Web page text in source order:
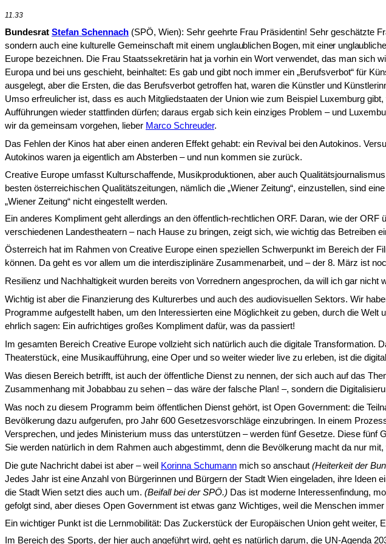
11.33
Bundesrat Stefan Schennach (SPÖ, Wien): Sehr geehrte Frau Präsidentin! Sehr ge­schätzte
sondern auch eine kulturelle Gemeinschaft mit einem un­glaublichen Bogen, mit einer
Europe bezeichnen. Die Frau Staatssekretärin hat ja vorhin ein Wort verwendet, das man
Europa und bei uns geschieht, beinhaltet: Es gab und gibt noch immer ein „Berufsverbot“ für
ausgelegt, aber die Ersten, die das Berufsverbot getroffen hat, waren die Künstler und
Umso erfreulicher ist, dass es auch Mitgliedstaaten der Union wie zum Beispiel Luxemburg
Aufführungen wieder stattfinden dürfen; daraus ergab sich kein einziges Problem – und
wir da gemeinsam vorgehen, lieber Marco Schreuder.
Das Fehlen der Kinos hat aber einen anderen Effekt gehabt: ein Revival bei den Autoki­nos.
Autokinos waren ja eigentlich am Absterben – und nun kommen sie zurück.
Creative Europe umfasst Kulturschaffende, Musikproduktionen, aber auch
besten österreichischen Qualitätszeitungen, nämlich die „Wiener Zeitung“, einzustellen, sind
„Wiener Zeitung“ nicht ein­gestellt werden.
Ein anderes Kompliment geht allerdings an den öffentlich-rechtlichen ORF. Daran, wie der
verschiedenen Landestheatern – nach Hause zu bringen, zeigt sich, wie wichtig das Betreiben
Österreich hat im Rahmen von Creative Europe einen speziellen Schwerpunkt im Be­reich der
können. Da geht es vor allem um die interdisziplinäre Zusammenarbeit, und – der 8. März ist
Resilienz und Nachhaltigkeit wurden bereits von Vorrednern angesprochen, da will ich gar nicht
Wichtig ist aber die Finanzierung des Kulturerbes und auch des audiovisuellen Sektors. Wir
Programme aufgestellt haben, um den Interessierten eine Möglich­keit zu geben, durch die
ehrlich sagen: Ein aufrichtiges großes Kompliment dafür, was da passiert!
Im gesamten Bereich Creative Europe vollzieht sich natürlich auch die digitale
Theaterstück, eine Musikaufführung, eine Oper und so weiter wieder live zu erleben, ist die
Was diesen Bereich betrifft, ist auch der öffentliche Dienst zu nennen, der sich auch auf das
Zusammenhang mit Jobabbau zu sehen – das wäre der falsche Plan! –, sondern die
Was noch zu diesem Programm beim öffentlichen Dienst gehört, ist Open Government: die
Bevölkerung dazu aufgerufen, pro Jahr 600 Gesetzesvor­schläge einzubringen. In einem
Versprechen, und jedes Mi­nisterium muss das unterstützen – werden fünf Gesetze. Diese fünf
Sie werden natürlich in dem Rahmen auch abgestimmt, denn die Bevölkerung macht da nur
Die gute Nachricht dabei ist aber – weil Korinna Schumann mich so anschaut (Heiterkeit der
Jedes Jahr ist eine Anzahl von Bürgerinnen und Bürgern der Stadt Wien eingeladen, ihre
die Stadt Wien setzt dies auch um. (Beifall bei der SPÖ.) Das ist moderne Interessenfindung,
gefolgt sind, aber dieses Open Government ist etwas ganz Wichtiges, weil die Men­schen
Ein wichtiger Punkt ist die Lernmobilität: Das Zuckerstück der Europäischen Union geht
Im Bereich des Sports, der hier auch angeführt wird, geht es natürlich darum, die UN-Agenda